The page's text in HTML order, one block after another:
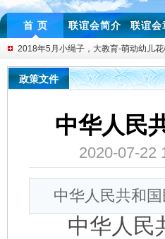
首 页 联谊会简介 联谊会
2018年5月小绳子，大教育-萌动幼儿
2018年第七届中西部四省幼儿园名师
幼儿教师基本功大赛一等奖获得者技能
2019年3月 “互动式”幼儿园音乐游戏教
2018年3月 幼儿园“体验式”教研培训圆
2018年3月 河南省幼儿园安全管理及教
2018年4月 “幼师专业素养提升研讨会”
政策文件
中华人民
2020-07-22
中华人民共和
中华人民